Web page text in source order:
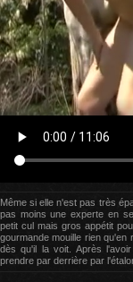
Même si elle n'est pas très
pas moins une experte en
petit cul mais gros appétit
gourmande mouille rien qu'en
dès qu'il la voit. Après
prendre par derrière par